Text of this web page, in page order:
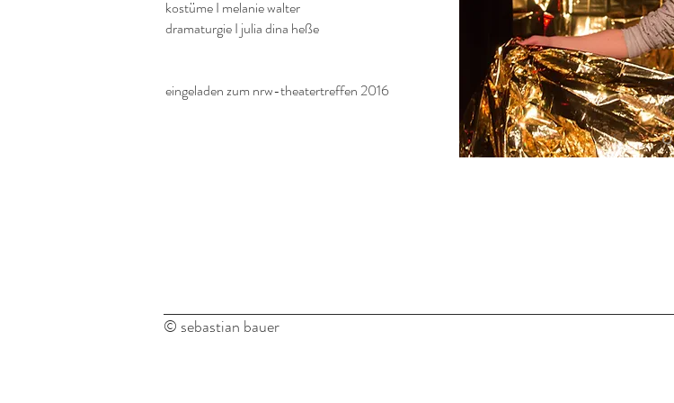
kostüme I melanie walter
dramaturgie I julia dina heße
eingeladen zum nrw-theatertreffen 2016
© sebastian bauer